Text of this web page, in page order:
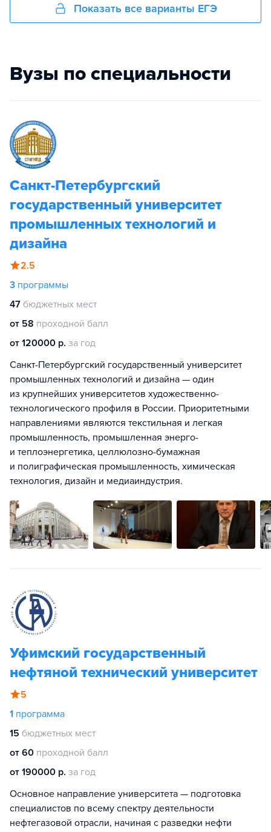
Показать все варианты ЕГЭ
Вузы по специальности
Санкт-Петербургский
государственный университет
промышленных технологий и
дизайна
2.5
3 программы
47 бюджетных мест
от 58 проходной балл
от 120000 р. за год
Санкт-Петербургский государственный университет
промышленных технологий и дизайна — один
из крупнейших университетов художественно-
технологического профиля в России. Приоритетными
направлениями являются текстильная и легкая
промышленность, промышленная энерго-
и теплоэнергетика, целлюлозно-бумажная
и полиграфическая промышленность, химическая
технология, дизайн и медиаиндустрия.
Уфимский государственный
нефтяной технический университет
5
1 программа
15 бюджетных мест
от 60 проходной балл
от 190000 р. за год
Основное направление университета — подготовка
специалистов по всему спектру деятельности
нефтегазовой отрасли, начиная с разведки нефти